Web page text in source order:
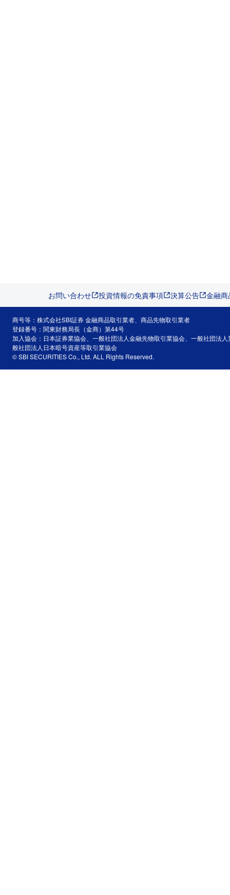
お問い合わせ 投資情報の免責事項 決算公告 金融
商号等：株式会社SBI証券 金融商品取引業者、商品先物取引業者
登録番号：関東財務局長（金商）第44号
加入協会：日本証券業協会、一般社団法人金融先物取引業協会、一般社団法
般社団法人日本暗号資産等取引業協会
© SBI SECURITIES Co., Ltd. ALL Rights Reserved.